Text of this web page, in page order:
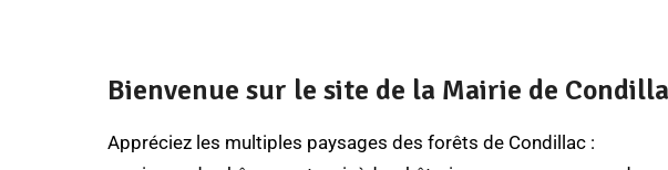
Bienvenue sur le site de la Mairie de
Appréciez les multiples paysages des forêts de Condillac :